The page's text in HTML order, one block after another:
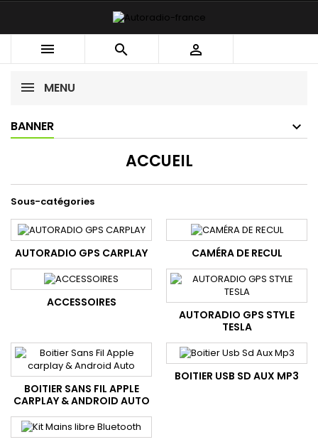
  
MENU
BANNER
ACCUEIL
Sous-catégories
AUTORADIO GPS CARPLAY CAMÉRA DE RECUL
ACCESSOIRES
AUTORADIO GPS STYLE
TESLA
BOITIER SANS FIL APPLE
CARPLAY & ANDROID AUTO
BOITIER USB SD AUX MP3